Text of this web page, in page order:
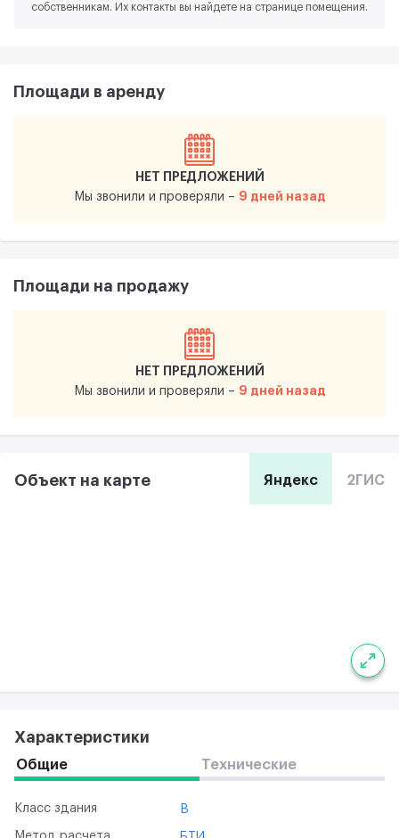
собственникам. Их контакты вы найдете на странице помещения.
Площади в аренду
НЕТ ПРЕДЛОЖЕНИЙ
Мы звонили и проверяли – 9 дней назад
Площади на продажу
НЕТ ПРЕДЛОЖЕНИЙ
Мы звонили и проверяли – 9 дней назад
Объект на карте Яндекс 2ГИС
Характеристики
Общие Технические
Класс здания B